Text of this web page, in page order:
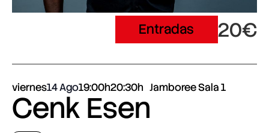
Entradas 20€
viernes14 Ago19:00h20:30h Jamboree Sala 1
Cenk Esen